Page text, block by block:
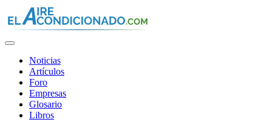
al
contenido
principal
Noticias
Artículos
Foro
Empresas
Glosario
Libros